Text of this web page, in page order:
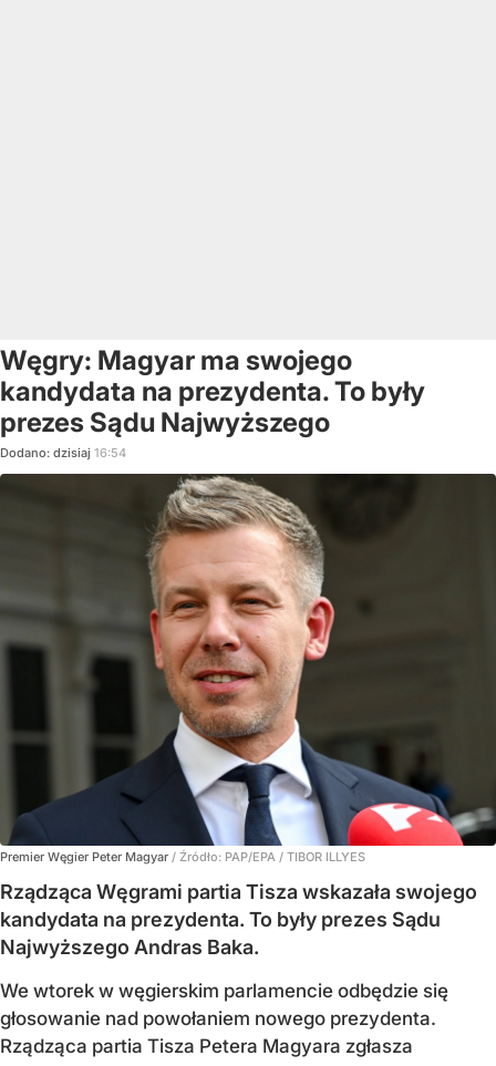
Węgry: Magyar ma swojego
kandydata na prezydenta. To były
prezes Sądu Najwyższego
Dodano: dzisiaj 16:54
Premier Węgier Peter Magyar / Źródło: PAP/EPA / TIBOR ILLYES
Rządząca Węgrami partia Tisza wskazała swojego
kandydata na prezydenta. To były prezes Sądu
Najwyższego Andras Baka.
We wtorek w węgierskim parlamencie odbędzie się
głosowanie nad powołaniem nowego prezydenta.
Rządząca partia Tisza Petera Magyara zgłasza